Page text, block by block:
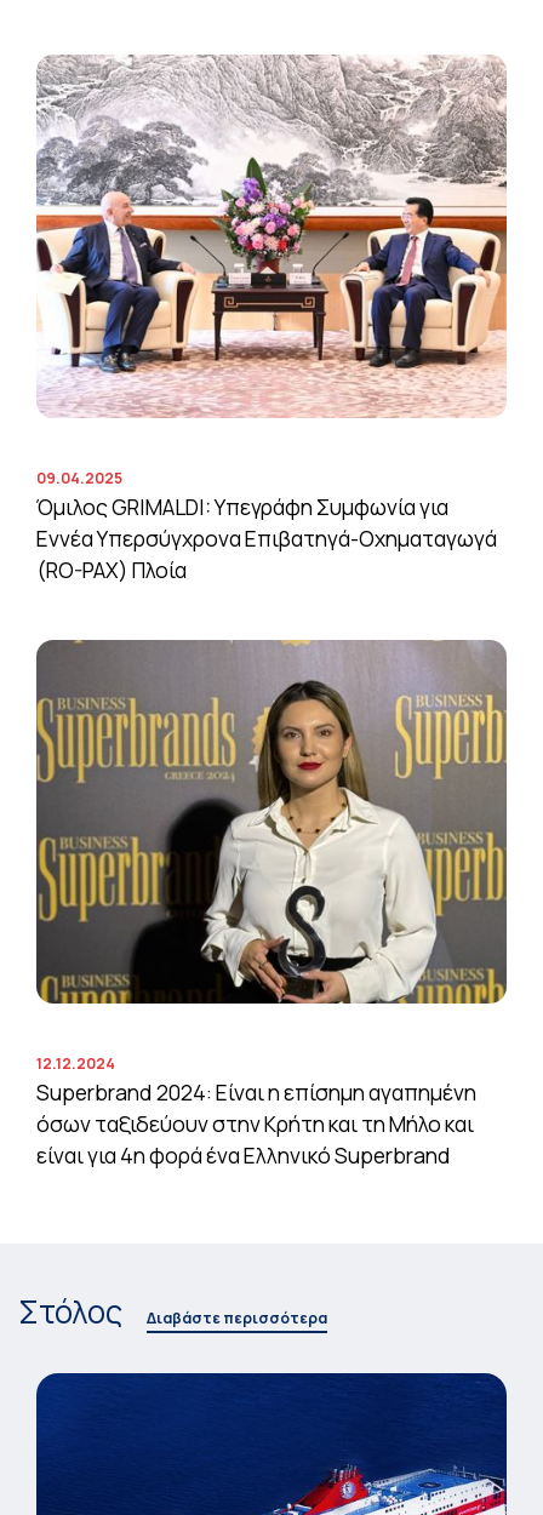
09.04.2025
Όμιλος GRIMALDI: Υπεγράφη Συμφωνία για
Εννέα Υπερσύγχρονα Επιβατηγά-Οχηματαγωγά
(RO-PAX) Πλοία
12.12.2024
Superbrand 2024: Είναι η επίσημη αγαπημένη
όσων ταξιδεύουν στην Κρήτη και τη Μήλο και
είναι για 4η φορά ένα Ελληνικό Superbrand
Στόλος Διαβάστε περισσότερα